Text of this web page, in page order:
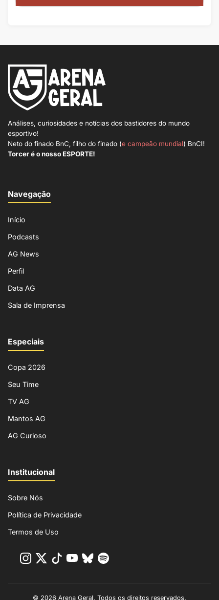
Análises, curiosidades e notícias dos bastidores do mundo
esportivo!
Neto do finado BnC, filho do finado (e campeão mundial) BnCI!
Torcer é o nosso ESPORTE!
Navegação
Início
Podcasts
AG News
Perfil
Data AG
Sala de Imprensa
Especiais
Copa 2026
Seu Time
TV AG
Mantos AG
AG Curioso
Institucional
Sobre Nós
Política de Privacidade
Termos de Uso
© 2026 Arena Geral. Todos os direitos reservados.